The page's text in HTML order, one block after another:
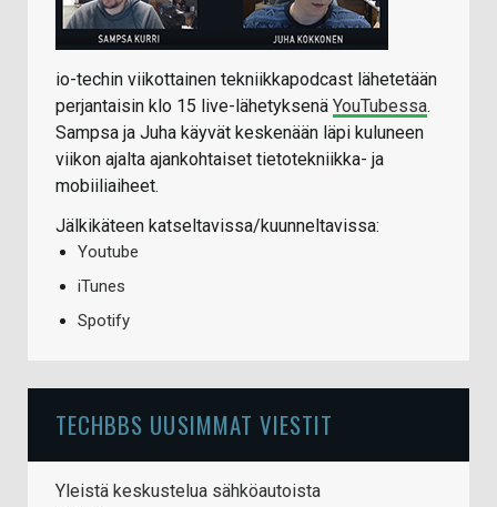
io-techin viikottainen tekniikkapodcast lähetetään
perjantaisin klo 15 live-lähetyksenä YouTubessa.
Sampsa ja Juha käyvät keskenään läpi kuluneen
viikon ajalta ajankohtaiset tietotekniikka- ja
mobiiliaiheet.
Jälkikäteen katseltavissa/kuunneltavissa:
Youtube
iTunes
Spotify
TECHBBS UUSIMMAT VIESTIT
Yleistä keskustelua sähköautoista